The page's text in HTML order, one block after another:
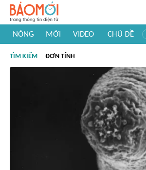
NÓNG MỚI VIDEO CHỦ ĐỀ
#Khám phá thế giới
TÌM KIẾM ĐƠN TÍNH